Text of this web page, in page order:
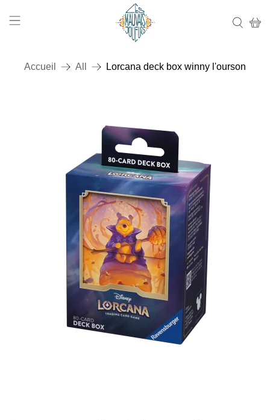
Accueil All Lorcana deck box winny l'ourson